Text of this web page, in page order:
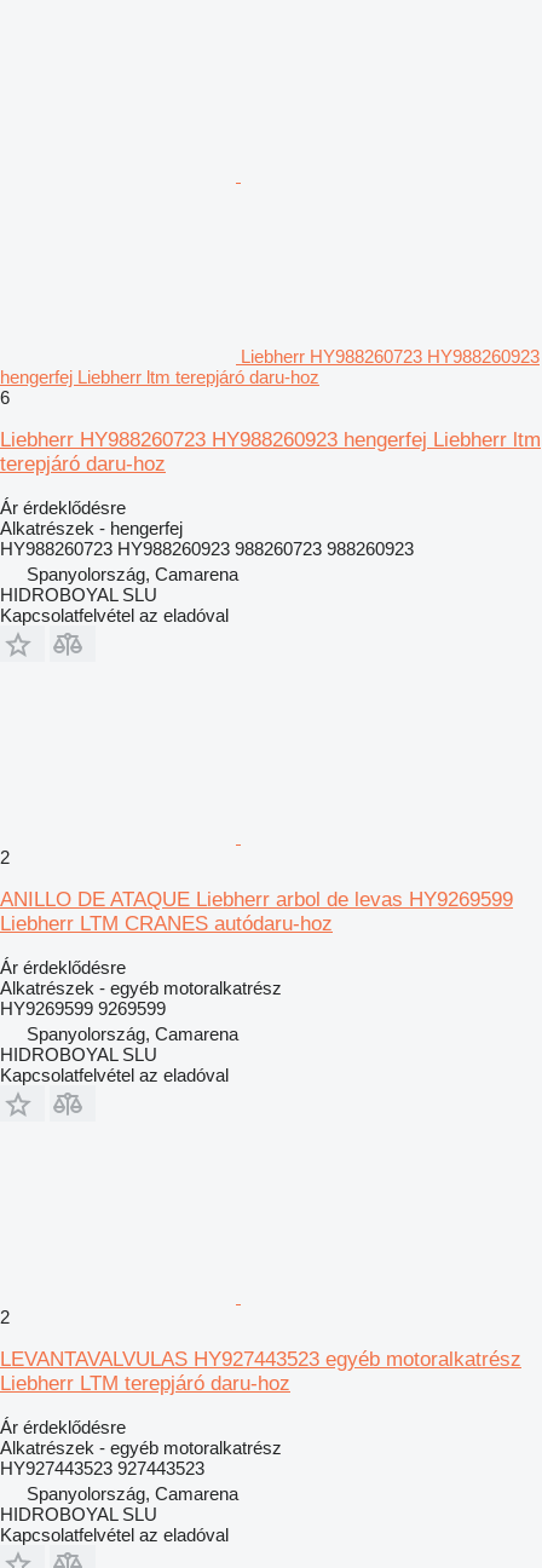
Liebherr HY988260723 HY988260923
hengerfej Liebherr ltm terepjáró daru-hoz
6
Liebherr HY988260723 HY988260923 hengerfej Liebherr ltm
terepjáró daru-hoz
Ár érdeklődésre
Alkatrészek - hengerfej
HY988260723 HY988260923 988260723 988260923
Spanyolország, Camarena
HIDROBOYAL SLU
Kapcsolatfelvétel az eladóval
2
ANILLO DE ATAQUE Liebherr arbol de levas HY9269599
Liebherr LTM CRANES autódaru-hoz
Ár érdeklődésre
Alkatrészek - egyéb motoralkatrész
HY9269599 9269599
Spanyolország, Camarena
HIDROBOYAL SLU
Kapcsolatfelvétel az eladóval
2
LEVANTAVALVULAS HY927443523 egyéb motoralkatrész
Liebherr LTM terepjáró daru-hoz
Ár érdeklődésre
Alkatrészek - egyéb motoralkatrész
HY927443523 927443523
Spanyolország, Camarena
HIDROBOYAL SLU
Kapcsolatfelvétel az eladóval